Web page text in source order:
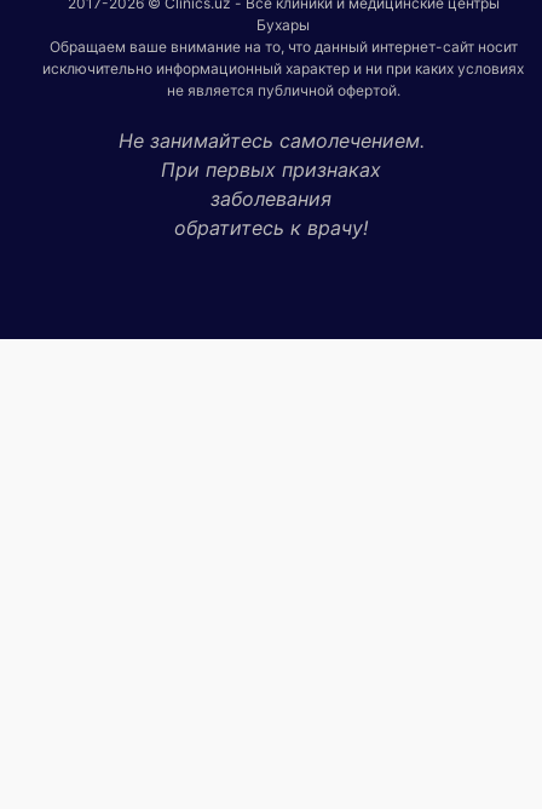
Бухары
Обращаем ваше внимание на то, что данный интернет-сайт носит
исключительно информационный характер и ни при каких условиях
не является публичной офертой.
Не занимайтесь самолечением.
При первых признаках
заболевания
обратитесь к врачу!